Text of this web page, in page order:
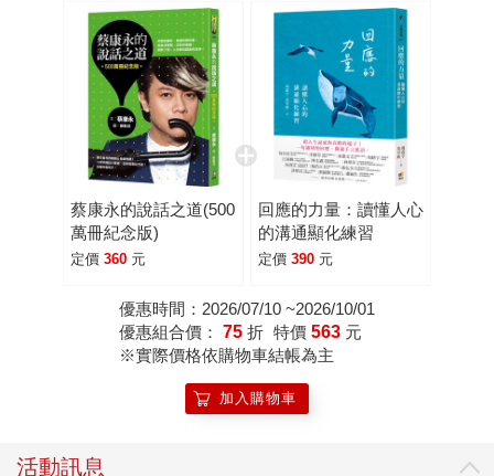
現自己出乎意料的堅強？意識到自己大錯特錯？換了新髮型
之後覺得輕鬆自在？ 任何一個故事的開端，可能都是一個改
變的契機。這個契機像一把鑰匙開啟你的表達力、理解力，
重新認識自己，脫胎換骨。下次在聚會中，試著說一說一個
屬於你的真實小故事，也許聚會結束，你會有點不一樣了
蔡康永的說話之道(500
萬冊紀念版)
定價 360 元
回應的力量：讀懂人心
的溝通顯化練習
定價 390 元
優惠時間：2026/07/10 ~2026/10/01
優惠組合價： 75 折 特價 563 元
※實際價格依購物車結帳為主
加入購物車
活動訊息